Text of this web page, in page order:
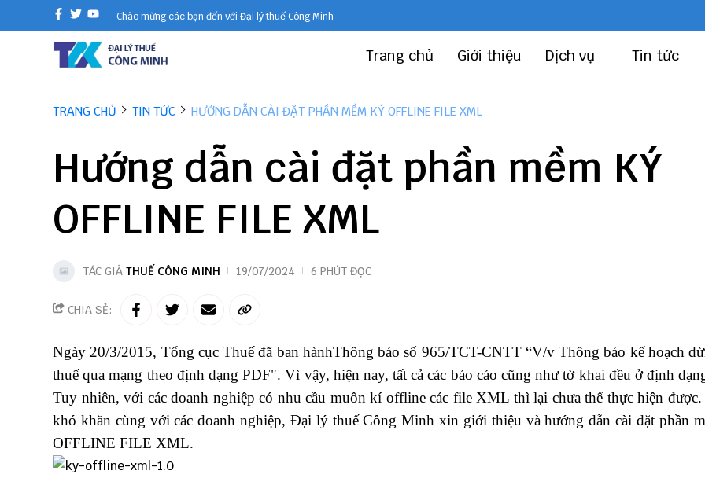
Chào mừng các bạn đến với Đại lý thuế Công Minh
Trang chủ Giới thiệu Dịch vụ Tin tức
TRANG CHỦ TIN TỨC HƯỚNG DẪN CÀI ĐẶT PHẦN MỀM KÝ OFFLINE FILE XML
Hướng dẫn cài đặt phần mềm KÝ
OFFLINE FILE XML
TÁC GIẢ THUẾ CÔNG MINH 19/07/2024 6 PHÚT ĐỌC
CHIA SẺ:
Ngày 20/3/2015, Tổng cục Thuế đã ban hànhThông báo số 965/TCT-CNTT“V/v Thông báo kế hoạch
thuế qua mạng theo định dạng PDF". Vì vậy, hiện nay, tất cả các báo cáo cũng như tờ khai đều ở định
Tuy nhiên, với các doanh nghiệp có nhu cầu muốn kí offline các file XML thì lại chưa thể thực hiện được.
khó khăn cùng với các doanh nghiệp, Đại lý thuế Công Minh xin giới thiệu và hướng dẫn cài đặt phần
OFFLINE FILE XML.